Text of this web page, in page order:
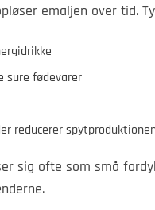
emaljen over tid.
sure fødevarer
reducerer
sig ofte som små